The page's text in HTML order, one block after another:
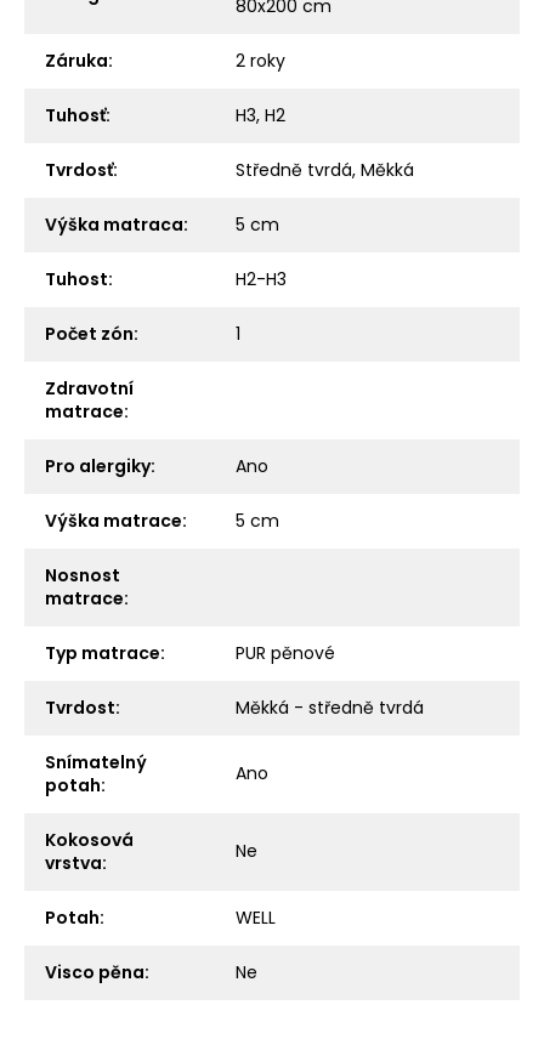
80x200 cm
Záruka: 2 roky
Tuhosť: H3, H2
Tvrdosť: Středně tvrdá, Měkká
Výška matraca: 5 cm
Tuhost: H2-H3
Počet zón: 1
Zdravotní
matrace:
Pro alergiky: Ano
Výška matrace: 5 cm
Nosnost
matrace:
Typ matrace: PUR pěnové
Tvrdost: Měkká - středně tvrdá
Snímatelný
potah: Ano
Kokosová
vrstva: Ne
Potah: WELL
Visco pěna: Ne